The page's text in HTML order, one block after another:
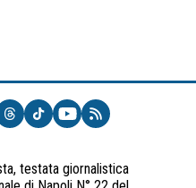
testata giornalistica